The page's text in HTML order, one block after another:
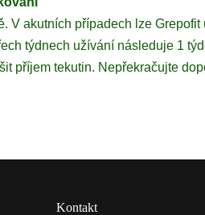
V akutních případech lze
týdnech užívání následuje 1
příjem tekutin. Nepřekračujte
Kontakt